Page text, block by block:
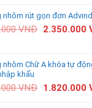
nhôm rút gọn đơn
VNĐ 2.350.000
nhôm Chữ A khóa tự
khẩu
VNĐ 1.820.000